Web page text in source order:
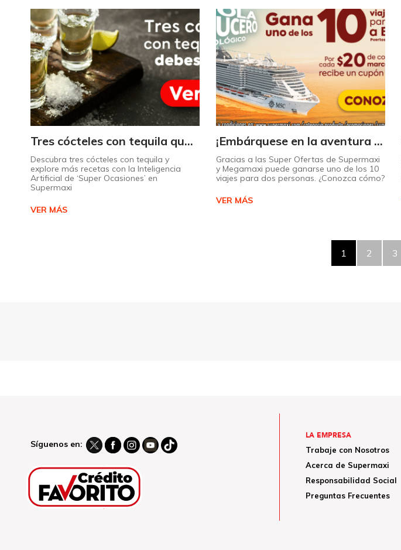
Tres cócteles con tequila que no puede dejar de probar gracias a nuestra IA.
Descubra tres cócteles con tequila y
explore más recetas con la Inteligencia
Artificial de ‘Super Ocasiones’ en
Supermaxi
VER MÁS
¡Embárquese en la aventura de su vida con Supermaxi!
Gracias a las Super Ofertas de Supermaxi
y Megamaxi puede ganarse uno de los 10
viajes para dos personas. ¿Conozca cómo?
VER MÁS
1 2 3
Síguenos en:
LA EMPRESA
Trabaje con Nosotros
Acerca de Supermaxi
Responsabilidad Social
Preguntas Frecuentes